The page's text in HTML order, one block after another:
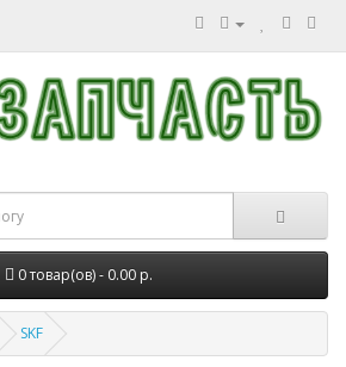
0 товар(ов) - 0.00 р.
SKF